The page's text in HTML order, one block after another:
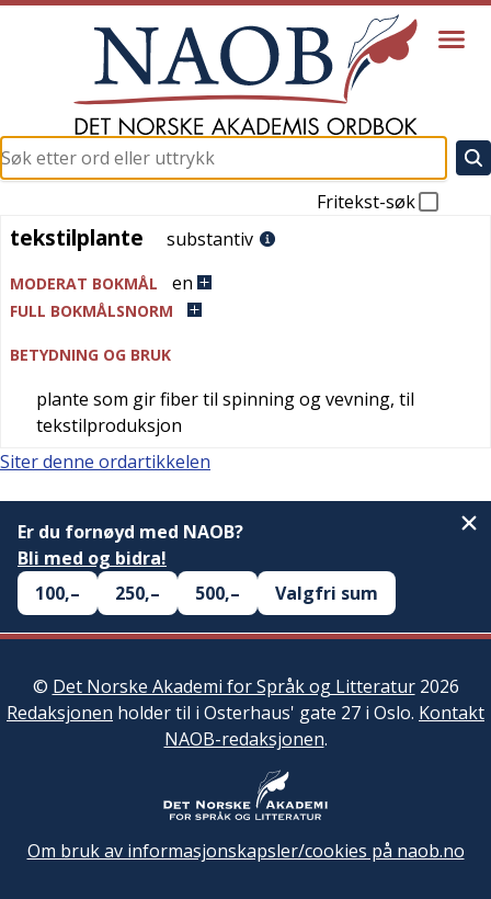
Fritekst-søk
tekstilplante
tekstilplante substantiv
MODERAT BOKMÅL en
FULL BOKMÅLSNORM
BETYDNING OG BRUK
plante som gir fiber til spinning og vevning, til
tekstilproduksjon
Siter denne ordartikkelen
Er du fornøyd med NAOB?
Bli med og bidra!
100,–
250,– 500,– Valgfri sum
© Det Norske Akademi for Språk og Litteratur2026
Redaksjonen holder til i Osterhaus' gate 27 i Oslo. Kontakt
NAOB-redaksjonen.
Om bruk av informasjonskapsler/cookies på naob.no